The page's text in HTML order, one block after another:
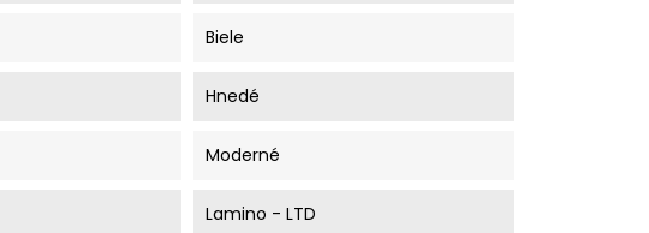
Biele
Hnedé
Moderné
Lamino - LTD